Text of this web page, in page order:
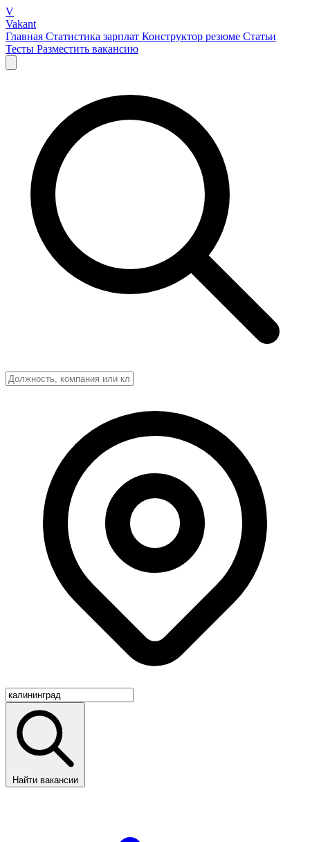
V
Vakant
Главная Статистика зарплат Конструктор резюме Статьи
Тесты Разместить вакансию
Найти вакансии